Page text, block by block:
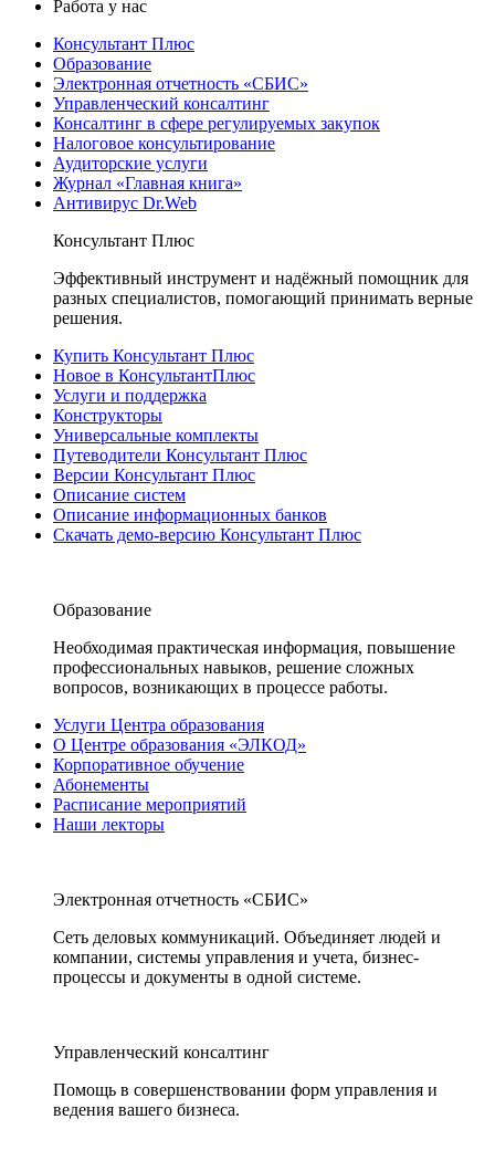
Работа у нас
Консультант Плюс
Образование
Электронная отчетность «СБИС»
Управленческий консалтинг
Консалтинг в сфере регулируемых закупок
Налоговое консультирование
Аудиторские услуги
Журнал «Главная книга»
Антивирус Dr.Web
Консультант Плюс
Эффективный инструмент и надёжный помощник для
разных специалистов, помогающий принимать верные
решения.
Купить Консультант Плюс
Новое в КонсультантПлюс
Услуги и поддержка
Конструкторы
Универсальные комплекты
Путеводители Консультант Плюс
Версии Консультант Плюс
Описание систем
Описание информационных банков
Скачать демо-версию Консультант Плюс
Образование
Необходимая практическая информация, повышение
профессиональных навыков, решение сложных
вопросов, возникающих в процессе работы.
Услуги Центра образования
О Центре образования «ЭЛКОД»
Корпоративное обучение
Абонементы
Расписание мероприятий
Наши лекторы
Электронная отчетность «СБИС»
Сеть деловых коммуникаций. Объединяет людей и
компании, системы управления и учета, бизнес-
процессы и документы в одной системе.
Управленческий консалтинг
Помощь в совершенствовании форм управления и
ведения вашего бизнеса.